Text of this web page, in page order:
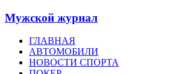
Мужской журнал
ГЛАВНАЯ
АВТОМОБИЛИ
НОВОСТИ СПОРТА